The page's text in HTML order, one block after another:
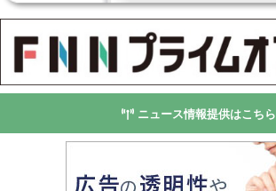
ニュース情報提供はこちら